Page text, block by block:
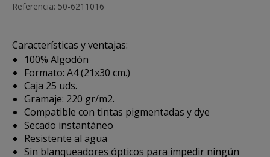
Referencia: 50-6211016
Características y ventajas:
100% Algodón
Formato: A4 (21x30 cm.)
Caja 25 uds.
Gramaje: 220 gr/m2.
Compatible con tintas pigmentadas y dye
Secado instantáneo
Resistente al agua
Sin blanqueadores ópticos para impedir ningún